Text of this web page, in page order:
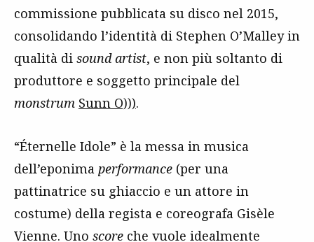
commissione pubblicata su disco nel 2015,
consolidando l’identità di Stephen O’Malley in
qualità di sound artist, e non più soltanto di
produttore e soggetto principale del
monstrum Sunn O))).
“Éternelle Idole” è la messa in musica
dell’eponima performance (per una
pattinatrice su ghiaccio e un attore in
costume) della regista e coreografa Gisèle
Vienne. Uno score che vuole idealmente